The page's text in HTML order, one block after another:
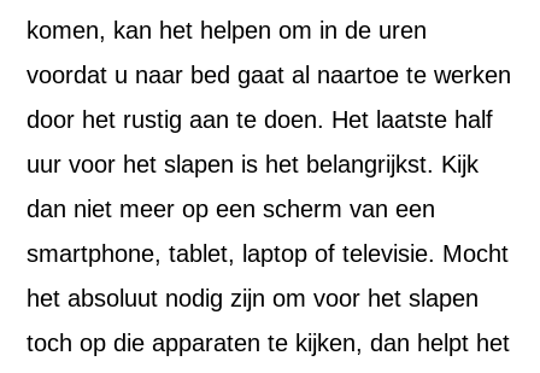
komen, kan het helpen om in de uren
voordat u naar bed gaat al naartoe te werken
door het rustig aan te doen. Het laatste half
uur voor het slapen is het belangrijkst. Kijk
dan niet meer op een scherm van een
smartphone, tablet, laptop of televisie. Mocht
het absoluut nodig zijn om voor het slapen
toch op die apparaten te kijken, dan helpt het